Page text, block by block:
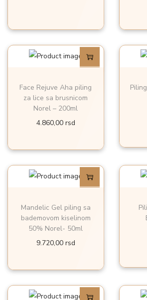
Face Rejuve Aha piling
za lice sa brusnicom
Norel – 200ml
4.860,00 rsd
Mandelic Gel piling sa
bademovom kiselinom
50% Norel- 50ml
9.720,00 rsd